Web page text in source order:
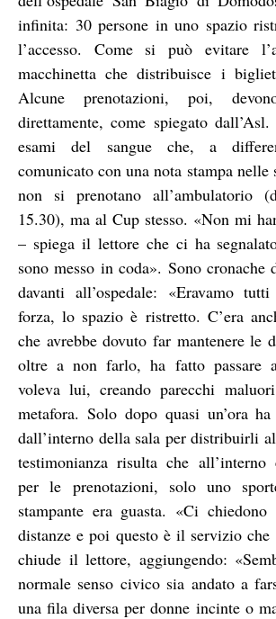
infinita: 30 persone in uno spazio
l’accesso. Come si può evitare
macchinetta che distribuisce i
Alcune prenotazioni, poi,
direttamente, come spiegato
esami del sangue che, a
comunicato con una nota stampa nelle
non si prenotano all’ambulatorio
15.30), ma al Cup stesso. «Non mi
– spiega il lettore che ci ha
sono messo in coda». Sono cronache
davanti all’ospedale: «Eravamo
forza, lo spazio è ristretto. C’era
che avrebbe dovuto far mantenere le
oltre a non farlo, ha fatto passare
voleva lui, creando parecchi
metafora. Solo dopo quasi un’ora
dall’interno della sala per distribuirli
testimonianza risulta che all’interno
per le prenotazioni, solo uno
stampante era guasta. «Ci
distanze e poi questo è il servizio
chiude il lettore, aggiungendo:
normale senso civico sia andato a
una fila diversa per donne incinte o